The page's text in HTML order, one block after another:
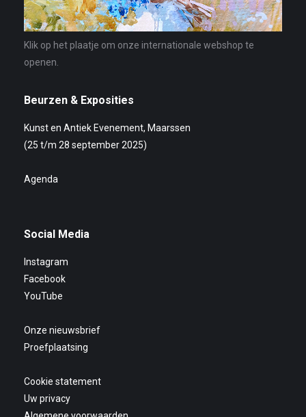
Klik op het plaatje om onze internationale webshop te
openen.
Beurzen & Exposities
Kunst en Antiek Evenement, Maarssen
(25 t/m 28 september 2025)
Agenda
Social Media
Instagram
Facebook
YouTube
Onze nieuwsbrief
Proefplaatsing
Cookie statement
Uw privacy